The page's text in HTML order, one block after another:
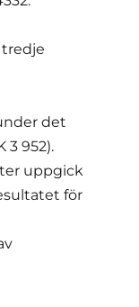
det
3 952).
uppgick
för